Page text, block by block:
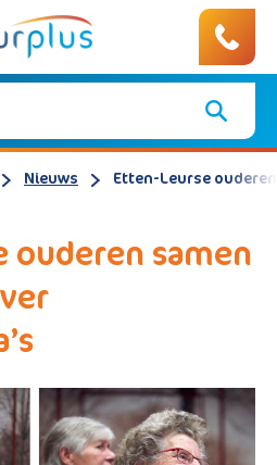
Nieuws Etten-Leurse
ouderen samen